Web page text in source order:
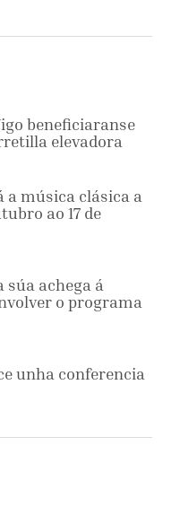
beneficiaranse
elevadora
a música clásica a
ao 17 de
achega á
o programa
unha conferencia